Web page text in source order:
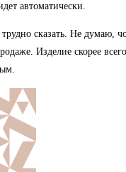
автоматически.
сказать. Не думаю,
Изделие скорее